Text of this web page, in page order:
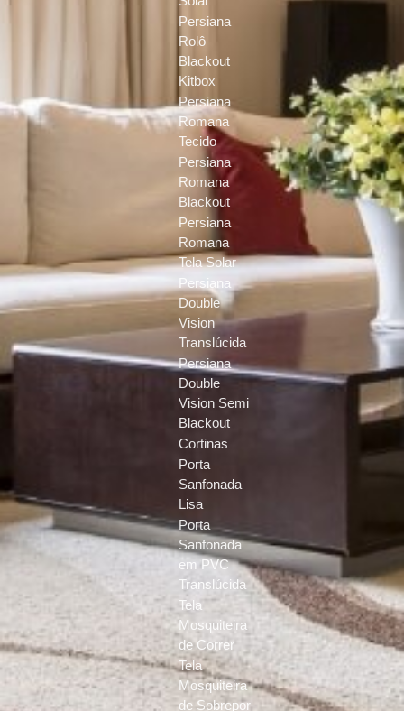
Persiana
Rolô
Blackout
Kitbox
Persiana
Romana
Tecido
Persiana
Romana
Blackout
Persiana
Romana
Tela Solar
Persiana
Double
Vision
Translúcida
Persiana
Double
Vision Semi
Blackout
Cortinas
Porta
Sanfonada
Lisa
Porta
Sanfonada
em PVC
Translúcida
Tela
Mosquiteira
de Correr
Tela
Mosquiteira
de Sobrepor